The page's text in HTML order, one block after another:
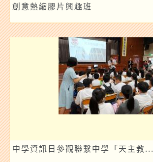
創意熱縮膠片興趣班
中學資訊日參觀聯繫中學「天主教...